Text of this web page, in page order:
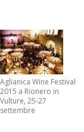
Aglianica Wine Festival
2015 a Rionero in
Vulture, 25-27
settembre